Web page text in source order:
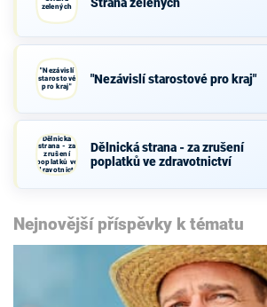
zelených
"Nezávislí
starostové
pro kraj"
"Nezávislí starostové pro kraj"
Dělnická
strana - za
zrušení
poplatků ve
zdravotnictví
Dělnická strana - za zrušení
poplatků ve zdravotnictví
Nejnovější příspěvky k tématu